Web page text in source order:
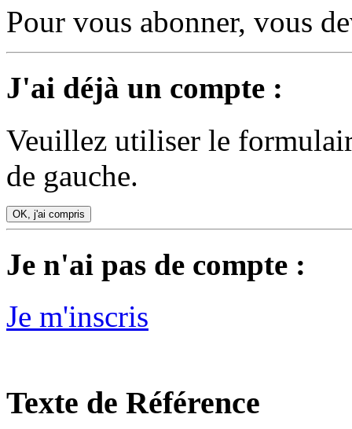
Pour vous abonner, vous
J'ai déjà un compte :
Veuillez utiliser le
de gauche.
OK, j'ai compris
Je n'ai pas de compte :
Je m'inscris
Texte de Référence